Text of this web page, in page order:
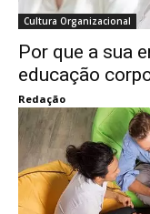
Cultura Organizacional
Por que a sua
educação
Redação